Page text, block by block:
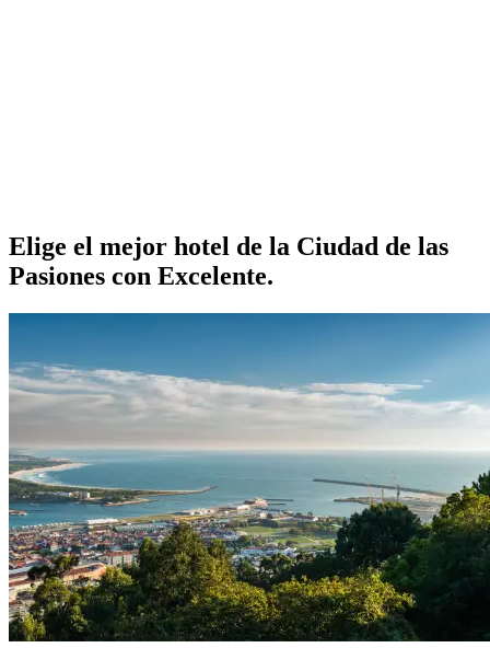
Elige el mejor hotel de la Ciudad de las
Pasiones con Excelente.